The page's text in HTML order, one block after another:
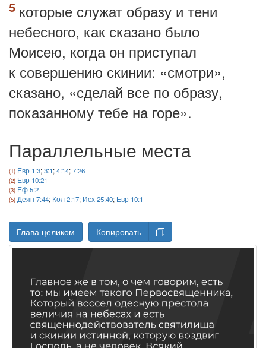
которые служат образу и тени
небесного, как сказано было
Моисею, когда он приступал
к совершению скинии: «смотри»,
сказано, «сделай все по образу,
показанному тебе на горе».
Параллельные места
Евр 1:3;3:1;4:14;7:26
Евр 10:21
Еф 5:2
Деян 7:44; Кол 2:17; Исх 25:40; Евр 10:1
Глава целиком Копировать